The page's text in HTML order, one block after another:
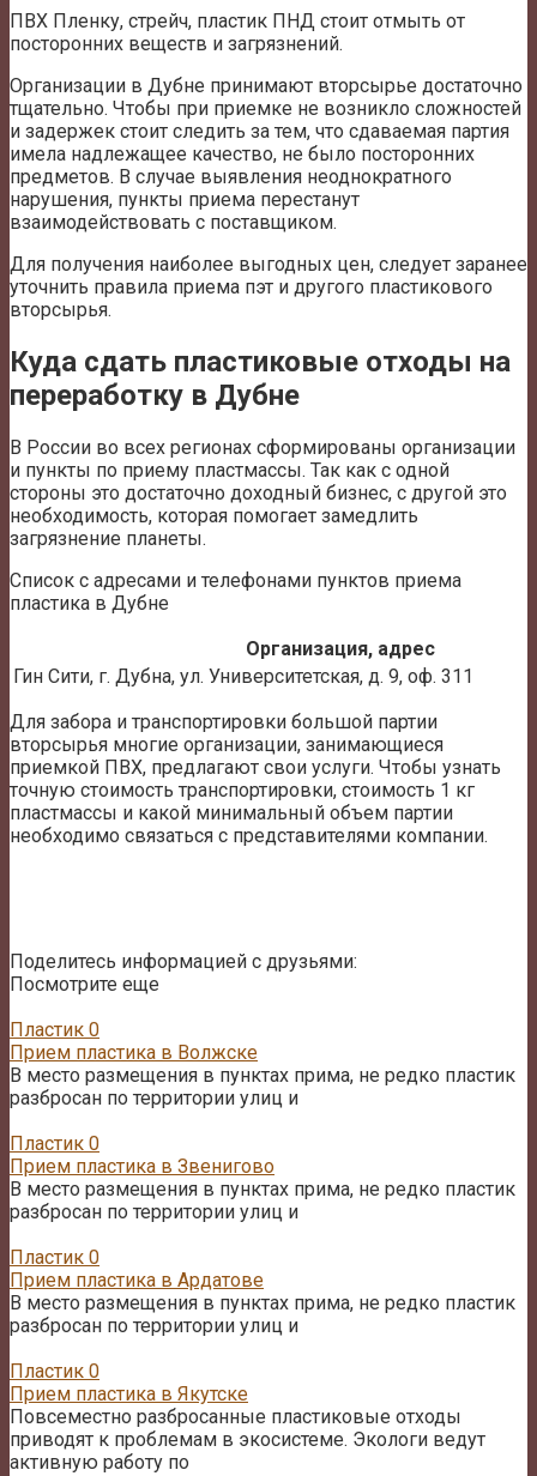
ПВХ Пленку, стрейч, пластик ПНД стоит отмыть от
посторонних веществ и загрязнений.
Организации в Дубне принимают вторсырье достаточно
тщательно. Чтобы при приемке не возникло сложностей
и задержек стоит следить за тем, что сдаваемая партия
имела надлежащее качество, не было посторонних
предметов. В случае выявления неоднократного
нарушения, пункты приема перестанут
взаимодействовать с поставщиком.
Для получения наиболее выгодных цен, следует заранее
уточнить правила приема пэт и другого пластикового
вторсырья.
Куда сдать пластиковые отходы на
переработку в Дубне
В России во всех регионах сформированы организации
и пункты по приему пластмассы. Так как с одной
стороны это достаточно доходный бизнес, с другой это
необходимость, которая помогает замедлить
загрязнение планеты.
Список с адресами и телефонами пунктов приема
пластика в Дубне
Организация, адрес
Гин Сити, г. Дубна, ул. Университетская, д. 9, оф. 311
Для забора и транспортировки большой партии
вторсырья многие организации, занимающиеся
приемкой ПВХ, предлагают свои услуги. Чтобы узнать
точную стоимость транспортировки, стоимость 1 кг
пластмассы и какой минимальный объем партии
необходимо связаться с представителями компании.
Поделитесь информацией с друзьями:
Посмотрите еще
Пластик 0
Прием пластика в Волжске
В место размещения в пунктах прима, не редко пластик
разбросан по территории улиц и
Пластик 0
Прием пластика в Звенигово
В место размещения в пунктах прима, не редко пластик
разбросан по территории улиц и
Пластик 0
Прием пластика в Ардатове
В место размещения в пунктах прима, не редко пластик
разбросан по территории улиц и
Пластик 0
Прием пластика в Якутске
Повсеместно разбросанные пластиковые отходы
приводят к проблемам в экосистеме. Экологи ведут
активную работу по